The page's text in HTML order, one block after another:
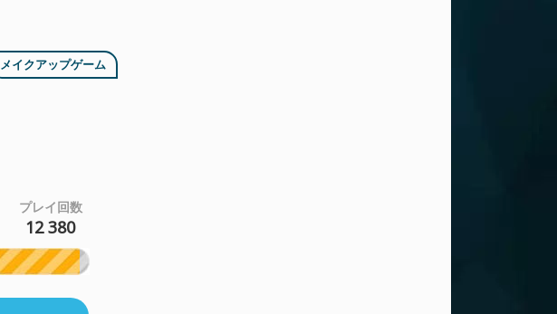
メイクアップゲーム
プレイ回数
12 380